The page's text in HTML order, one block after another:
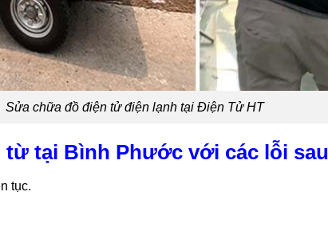
Sửa chữa đồ điện tử điện lạnh tại Điện Tử HT
từ tại Bình Phước với các lỗi sau
tục.